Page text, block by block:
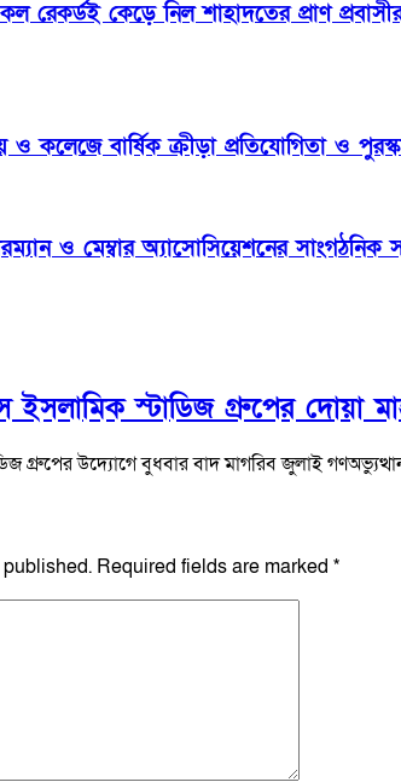
রেকর্ডই কেড়ে নিল শাহাদতের প্রাণ
ও কলেজে বার্ষিক ক্রীড়া প্রতিযোগিতা ও
ও মেম্বার অ্যাসোসিয়েশনের
ইসলামিক স্টাডিজ গ্রুপের দোয়া
গ্রুপের উদ্যোগে বুধবার বাদ মাগরিব জুলাই
Required fields are marked *